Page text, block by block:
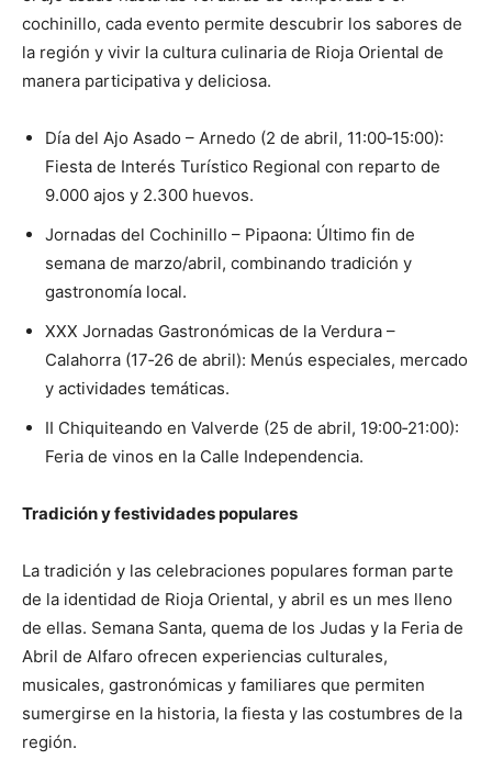
cochinillo, cada evento permite descubrir los sabores de
la región y vivir la cultura culinaria de Rioja Oriental de
manera participativa y deliciosa.
Día del Ajo Asado – Arnedo (2 de abril, 11:00‑15:00):
Fiesta de Interés Turístico Regional con reparto de
9.000 ajos y 2.300 huevos.
Jornadas del Cochinillo – Pipaona: Último fin de
semana de marzo/abril, combinando tradición y
gastronomía local.
XXX Jornadas Gastronómicas de la Verdura –
Calahorra (17‑26 de abril): Menús especiales, mercado
y actividades temáticas.
II Chiquiteando en Valverde (25 de abril, 19:00‑21:00):
Feria de vinos en la Calle Independencia.
Tradición y festividades populares
La tradición y las celebraciones populares forman parte
de la identidad de Rioja Oriental, y abril es un mes lleno
de ellas. Semana Santa, quema de los Judas y la Feria de
Abril de Alfaro ofrecen experiencias culturales,
musicales, gastronómicas y familiares que permiten
sumergirse en la historia, la fiesta y las costumbres de la
región.